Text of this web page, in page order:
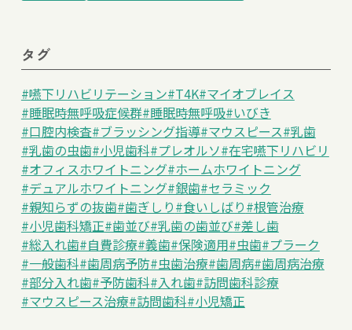
タグ
#嚥下リハビリテーション#T4K#マイオブレイス
#睡眠時無呼吸症候群#睡眠時無呼吸#いびき
#口腔内検査#ブラッシング指導#マウスピース#乳歯
#乳歯の虫歯#小児歯科#プレオルソ#在宅嚥下リハビリ
#オフィスホワイトニング#ホームホワイトニング
#デュアルホワイトニング#銀歯#セラミック
#親知らずの抜歯#歯ぎしり#食いしばり#根管治療
#小児歯科矯正#歯並び#乳歯の歯並び#差し歯
#総入れ歯#自費診療#義歯#保険適用#虫歯#プラーク
#一般歯科#歯周病予防#虫歯治療#歯周病#歯周病治療
#部分入れ歯#予防歯科#入れ歯#訪問歯科診療
#マウスピース治療#訪問歯科#小児矯正